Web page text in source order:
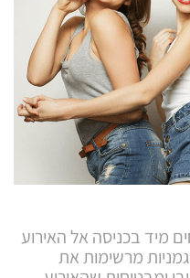
מיד בכניסה אל האירוע
מרשימות את